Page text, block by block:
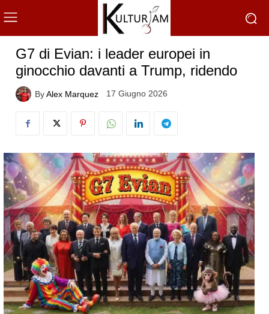
G7 di Evian: i leader europei in
ginocchio davanti a Trump, ridendo
ByAlex Marquez 17 Giugno 2026